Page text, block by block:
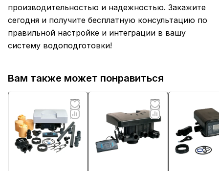
производительностью и надежностью. Закажите
сегодня и получите бесплатную консультацию по
правильной настройке и интеграции в вашу
систему водоподготовки!
Вам также может понравиться